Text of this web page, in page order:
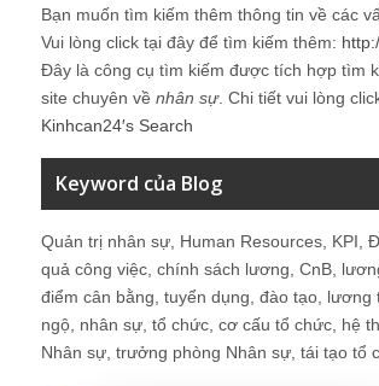
Bạn muốn tìm kiếm thêm thông tin về các
Vui lòng click tại đây để tìm kiếm thêm:
Đây là công cụ tìm kiếm được tích hợp tìm
site chuyên về nhân sự. Chi tiết vui lòng
Kinhcan24′s Search
Keyword của Blog
Quản trị nhân sự, Human Resources, KPI,
quả công việc, chính sách lương, CnB,
điểm cân bằng, tuyển dụng, đào tạo, lương
ngộ, nhân sự, tổ chức, cơ cấu tổ chức, hệ
Nhân sự, trưởng phòng Nhân sự, tái tạo tổ